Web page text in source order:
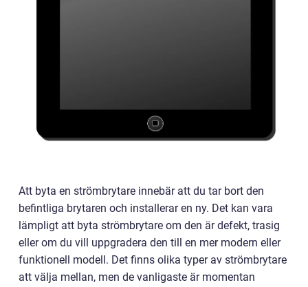
Att byta en strömbrytare innebär att du tar bort den
befintliga brytaren och installerar en ny. Det kan vara
lämpligt att byta strömbrytare om den är defekt, trasig
eller om du vill uppgradera den till en mer modern eller
funktionell modell. Det finns olika typer av strömbrytare
att välja mellan, men de vanligaste är momentan